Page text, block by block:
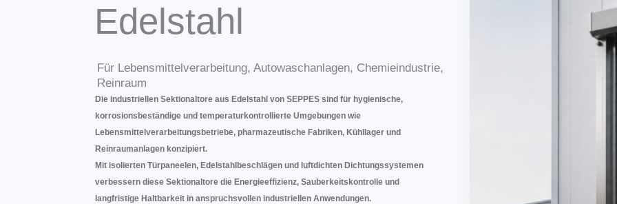
Edelstahl
Für Lebensmittelverarbeitung, Autowaschanlagen, Chemieindustrie,
Reinraum
Die industriellen Sektionaltore aus Edelstahl von SEPPES sind für hygienische,
korrosionsbeständige und temperaturkontrollierte Umgebungen wie
Lebensmittelverarbeitungsbetriebe, pharmazeutische Fabriken, Kühllager und
Reinraumanlagen konzipiert.
Mit isolierten Türpaneelen, Edelstahlbeschlägen und luftdichten Dichtungssystemen
verbessern diese Sektionaltore die Energieeffizienz, Sauberkeitskontrolle und
langfristige Haltbarkeit in anspruchsvollen industriellen Anwendungen.